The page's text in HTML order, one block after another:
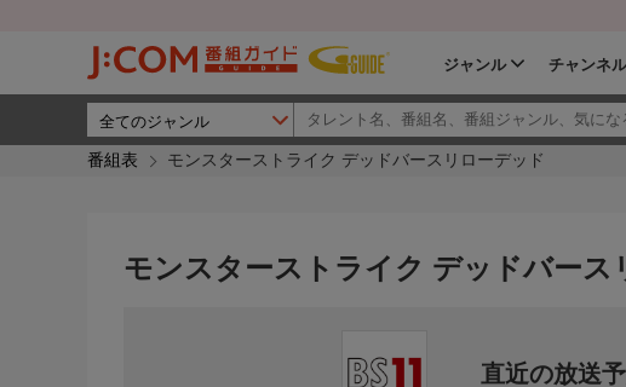
ジャンル チャンネ
番組表 モンスターストライク デッドバースリローデッド
モンスターストライク デッドバース
直近の放送